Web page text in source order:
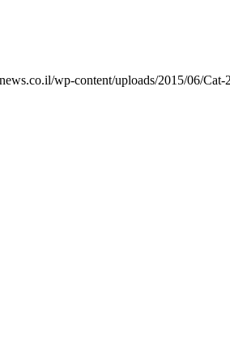
wp-content/uploads/2015/06/